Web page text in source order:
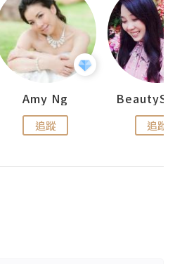
Amy Ng
追蹤 追蹤